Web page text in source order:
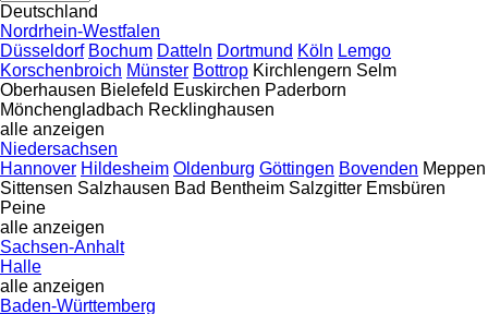
Deutschland
Nordrhein-Westfalen
Düsseldorf Bochum Datteln Dortmund Köln Lemgo
Korschenbroich Münster Bottrop Kirchlengern Selm
Oberhausen Bielefeld Euskirchen Paderborn
Mönchengladbach Recklinghausen
alle anzeigen
Niedersachsen
Hannover Hildesheim Oldenburg Göttingen Bovenden Meppen
Sittensen Salzhausen Bad Bentheim Salzgitter Emsbüren
Peine
alle anzeigen
Sachsen-Anhalt
Halle
alle anzeigen
Baden-Württemberg